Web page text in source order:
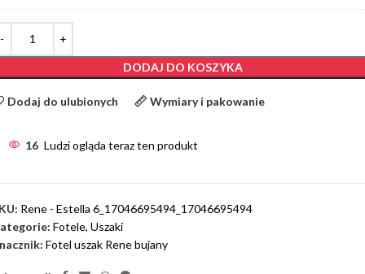
DODAJ DO KOSZYKA
Dodaj do ulubionych Wymiary i pakowanie
16 Ludzi ogląda teraz ten produkt
Rene - Estella 6_17046695494_17046695494
Fotele, Uszaki
Fotel uszak Rene bujany